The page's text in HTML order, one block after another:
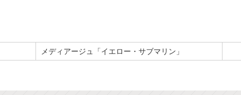
メディアージュ「イエロー・サブマリン」